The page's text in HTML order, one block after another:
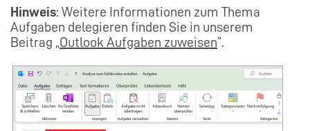
Hinweis: Weitere Informationen zum Thema
Aufgaben delegieren finden Sie in unserem
Beitrag „Outlook Aufgaben zuweisen“.